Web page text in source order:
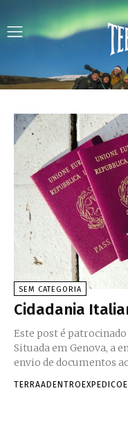
SEM CATEGORIA
Cidadania
Este post é
Situada em Genova, a
envio de documentos